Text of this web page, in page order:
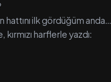
ilk gördüğüm anda…
harflerle yazdı: